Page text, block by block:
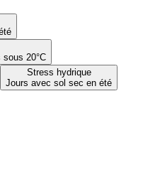
sous 20°C
Stress hydrique
Jours avec sol sec en été